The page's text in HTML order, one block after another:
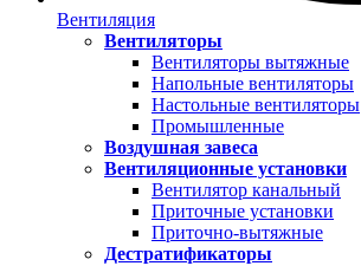
Вентиляция
Вентиляторы
Вентиляторы вытяжные
Напольные вентиляторы
Настольные вентиляторы
Промышленные
Воздушная завеса
Вентиляционные установки
Вентилятор канальный
Приточные установки
Приточно-вытяжные
Дестратификаторы